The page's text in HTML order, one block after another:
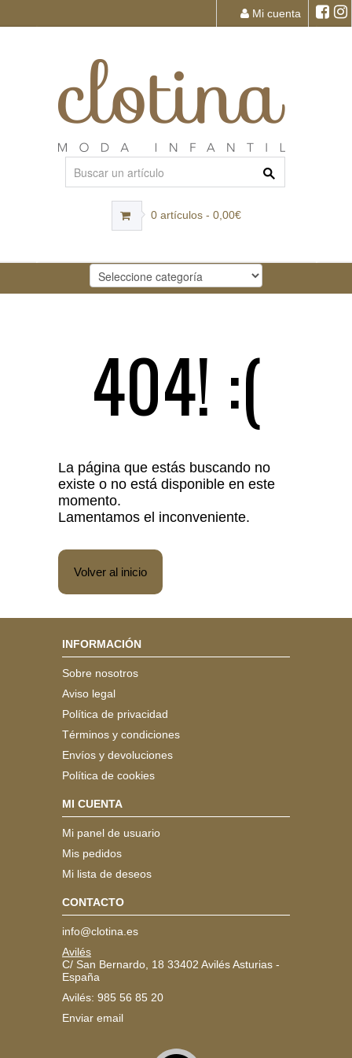
Mi cuenta
0 artículos - 0,00€
404! :(
La página que estás buscando no
existe o no está disponible en este
momento.
Lamentamos el inconveniente.
Volver al inicio
INFORMACIÓN
Sobre nosotros
Aviso legal
Política de privacidad
Términos y condiciones
Envíos y devoluciones
Política de cookies
MI CUENTA
Mi panel de usuario
Mis pedidos
Mi lista de deseos
CONTACTO
info@clotina.es
Avilés
C/ San Bernardo, 18 33402 Avilés Asturias -
España
Avilés: 985 56 85 20
Enviar email